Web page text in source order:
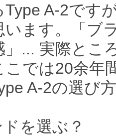
A-2です
います。「ブ
... 実際とこ
こでは20余年
A-2の選び
を選ぶ？